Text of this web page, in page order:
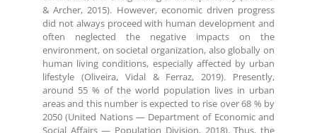
& Archer, 2015). However, economic driven progress
did not always proceed with human development and
often neglected the negative impacts on the
environment, on societal organization, also globally on
human living conditions, especially affected by urban
lifestyle (Oliveira, Vidal & Ferraz, 2019). Presently,
around 55 % of the world population lives in urban
areas and this number is expected to rise over 68 % by
2050 (United Nations — Department of Economic and
Social Affairs — Population Division, 2018). Thus, the